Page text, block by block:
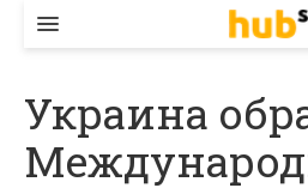
ЕКОНОМІКА
БІЗНЕС
Украина